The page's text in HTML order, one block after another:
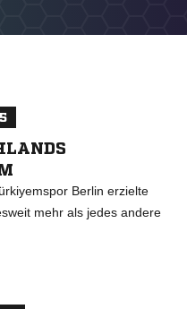
Berlin erzielte
mehr als jedes andere